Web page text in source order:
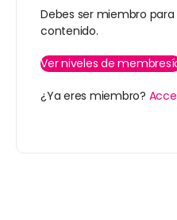
Debes ser miembro
contenido.
Ver niveles de
¿Ya eres miembro?